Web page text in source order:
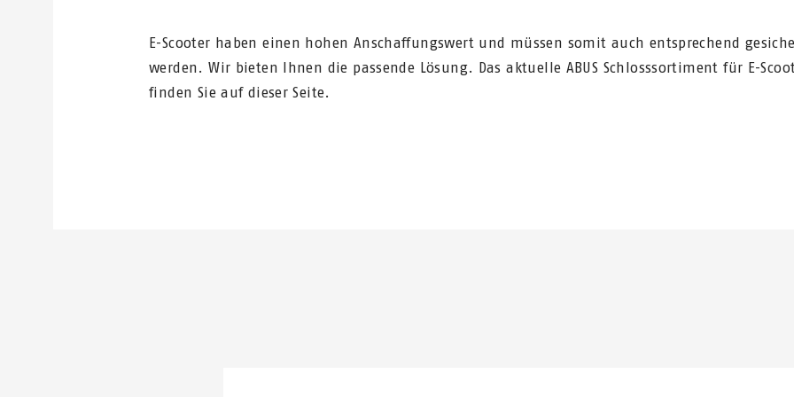
E-Scooter haben einen hohen Anschaffungswert und müssen somit auch entsprechend
werden. Wir bieten Ihnen die passende Lösung. Das aktuelle ABUS Schlosssortiment für E-
finden Sie auf dieser Seite.